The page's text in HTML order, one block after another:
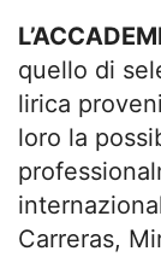
quello di
lirica
loro la
Carreras,